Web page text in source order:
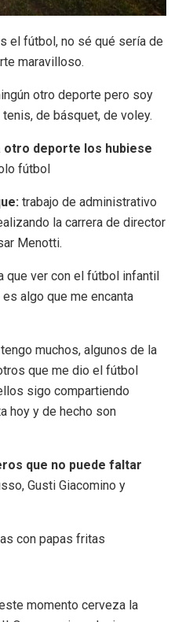
el fútbol, no sé qué sería de
maravilloso.
otro deporte pero soy
de básquet, de voley.
otro deporte los hubiese
fútbol
trabajo de administrativo
la carrera de director
Menotti.
que ver con el fútbol infantil
algo que me encanta
muchos, algunos de la
que me dio el fútbol
sigo compartiendo
hoy y de hecho son
que no puede faltar
Gusti Giacomino y
con papas fritas
momento cerveza la